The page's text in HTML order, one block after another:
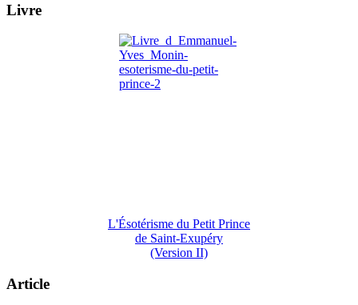
Livre
L'Ésotérisme du Petit Prince
de Saint-Exupéry
(Version II)
Article